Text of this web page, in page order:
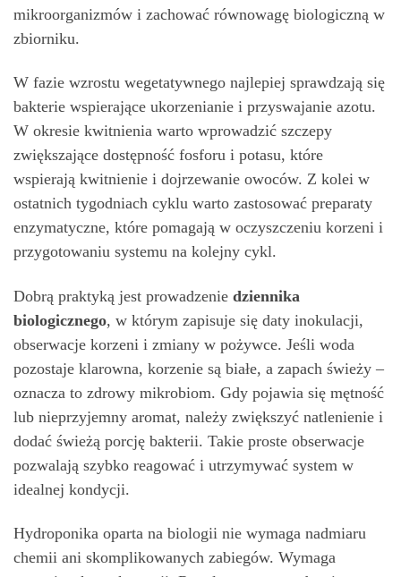
mikroorganizmów i zachować równowagę biologiczną w
zbiorniku.
W fazie wzrostu wegetatywnego najlepiej sprawdzają się
bakterie wspierające ukorzenianie i przyswajanie azotu.
W okresie kwitnienia warto wprowadzić szczepy
zwiększające dostępność fosforu i potasu, które
wspierają kwitnienie i dojrzewanie owoców. Z kolei w
ostatnich tygodniach cyklu warto zastosować preparaty
enzymatyczne, które pomagają w oczyszczeniu korzeni i
przygotowaniu systemu na kolejny cykl.
Dobrą praktyką jest prowadzenie dziennika
biologicznego, w którym zapisuje się daty inokulacji,
obserwacje korzeni i zmiany w pożywce. Jeśli woda
pozostaje klarowna, korzenie są białe, a zapach świeży –
oznacza to zdrowy mikrobiom. Gdy pojawia się mętność
lub nieprzyjemny aromat, należy zwiększyć natlenienie i
dodać świeżą porcję bakterii. Takie proste obserwacje
pozwalają szybko reagować i utrzymywać system w
idealnej kondycji.
Hydroponika oparta na biologii nie wymaga nadmiaru
chemii ani skomplikowanych zabiegów. Wymaga